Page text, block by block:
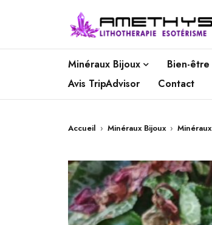
Minéraux Bijoux Bien-être
Avis TripAdvisor
Contact
Accueil › Minéraux Bijoux › Minéraux